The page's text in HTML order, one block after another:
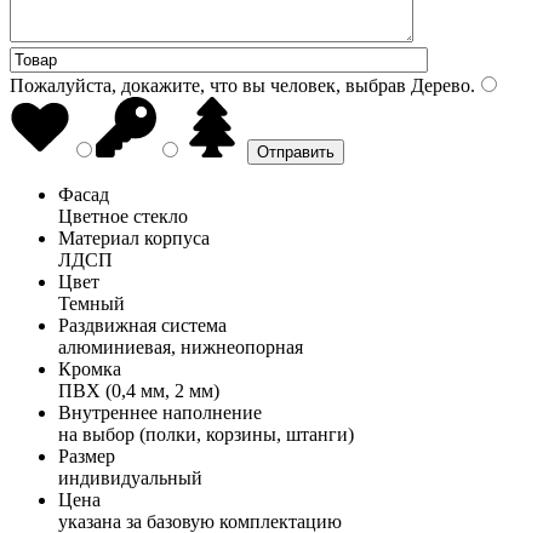
Пожалуйста, докажите, что вы человек, выбрав Дерево.
Фасад
Цветное стекло
Материал корпуса
ЛДСП
Цвет
Темный
Раздвижная система
алюминиевая, нижнеопорная
Кромка
ПВХ (0,4 мм, 2 мм)
Внутреннее наполнение
на выбор (полки, корзины, штанги)
Размер
индивидуальный
Цена
указана за базовую комплектацию